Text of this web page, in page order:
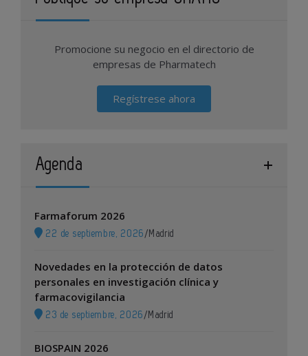
Promocione su negocio en el directorio de
empresas de Pharmatech
Regístrese ahora
Agenda
Farmaforum 2026
22 de septiembre, 2026 / Madrid
Novedades en la protección de datos
personales en investigación clínica y
farmacovigilancia
23 de septiembre, 2026 / Madrid
BIOSPAIN 2026